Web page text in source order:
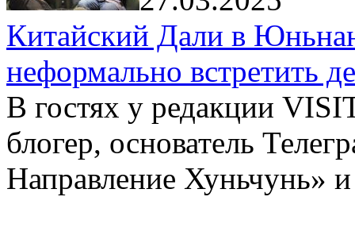
Китайский Дали в
неформально встретить
В гостях у редакции
блогер, основатель
Направление Хуньчунь»